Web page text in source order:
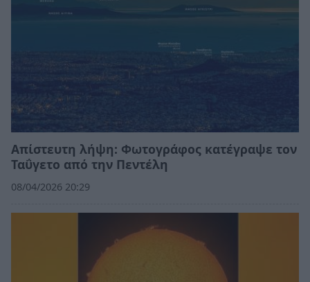
Απίστευτη λήψη: Φωτογράφος κατέγραψε τον
Ταΰγετο από την Πεντέλη
08/04/2026 20:29